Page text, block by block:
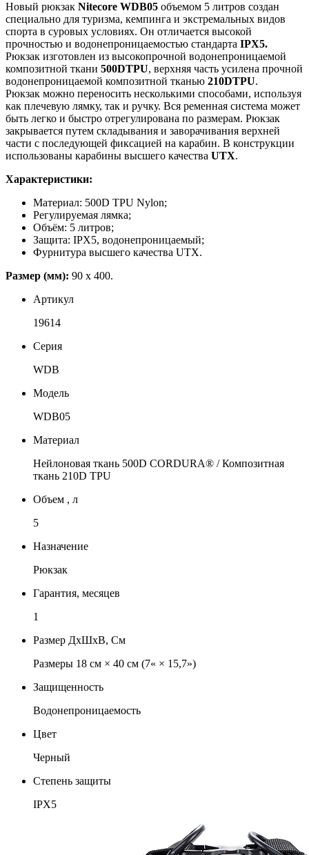
Новый рюкзак Nitecore WDB05 объемом 5 литров создан
специально для туризма, кемпинга и экстремальных видов
спорта в суровых условиях. Он отличается высокой
прочностью и водонепроницаемостью стандарта IPX5.
Рюкзак изготовлен из высокопрочной водонепроницаемой
композитной ткани 500DTPU, верхняя часть усилена прочной
водонепроницаемой композитной тканью 210DTPU.
Рюкзак можно переносить несколькими способами, используя
как плечевую лямку, так и ручку. Вся ременная система может
быть легко и быстро отрегулирована по размерам. Рюкзак
закрывается путем складывания и заворачивания верхней
части с последующей фиксацией на карабин. В конструкции
использованы карабины высшего качества UTX.
Характеристики:
Материал: 500D TPU Nylon;
Регулируемая лямка;
Объём: 5 литров;
Защита: IPX5, водонепроницаемый;
Фурнитура высшего качества UTX.
Размер (мм): 90 х 400.
Артикул
19614
Серия
WDB
Модель
WDB05
Материал
Нейлоновая ткань 500D CORDURA® / Композитная
ткань 210D TPU
Объем , л
5
Назначение
Рюкзак
Гарантия, месяцев
1
Размер ДхШхВ, См
Размеры 18 см × 40 см (7« × 15,7»)
Защищенность
Водонепроницаемость
Цвет
Черный
Степень защиты
IPX5